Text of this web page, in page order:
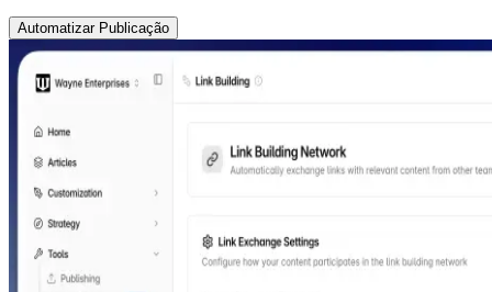
Automatizar Publicação